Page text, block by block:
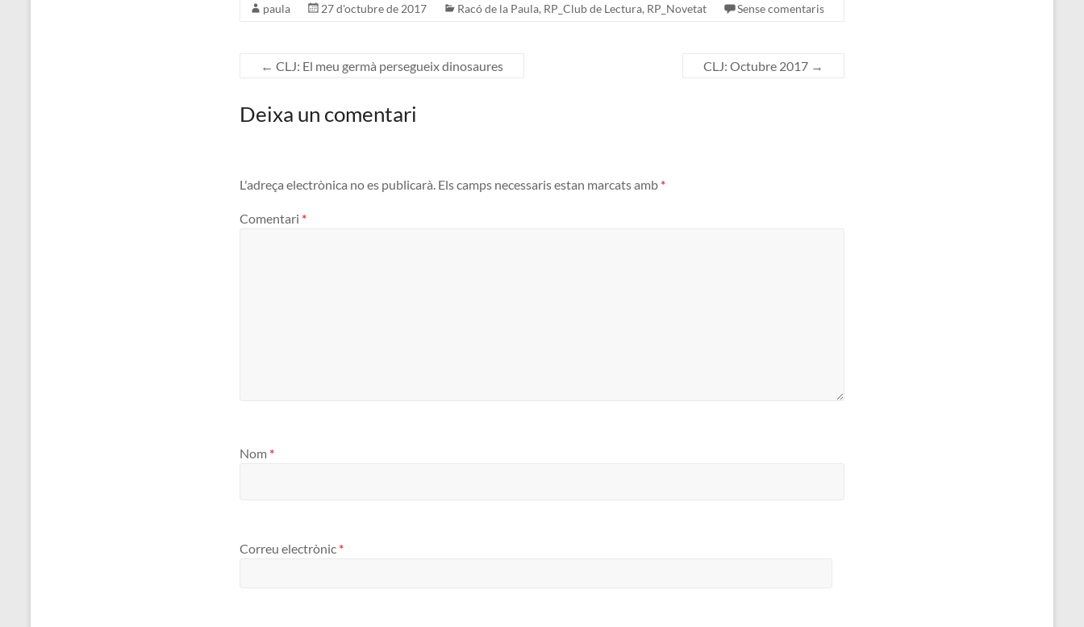
paula 27 d'octubre de 2017 Racó de la Paula, RP_Club de Lectura, RP_Novetat Sense comentaris
← CLJ: El meu germà persegueix dinosaures CLJ: Octubre 2017 →
Deixa un comentari
L'adreça electrònica no es publicarà. Els camps necessaris estan marcats amb *
Comentari *
Nom *
Correu electrònic *